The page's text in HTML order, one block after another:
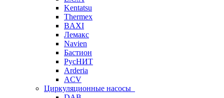
Kentatsu
Thermex
BAXI
Лемакс
Navien
Бастион
РусНИТ
Arderia
ACV
Циркуляционные насосы